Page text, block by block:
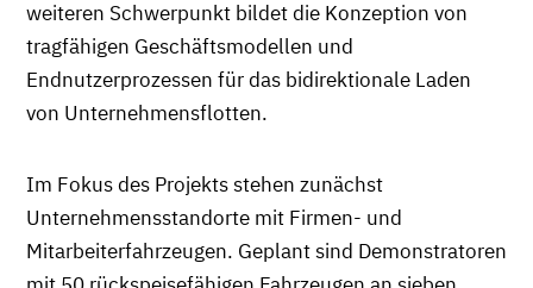
weiteren Schwerpunkt bildet die Konzeption von
tragfähigen Geschäftsmodellen und
Endnutzerprozessen für das bidirektionale Laden
von Unternehmensflotten.
Im Fokus des Projekts stehen zunächst
Unternehmensstandorte mit Firmen- und
Mitarbeiterfahrzeugen. Geplant sind Demonstratoren